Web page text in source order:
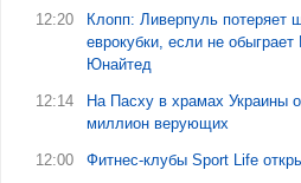
12:20
Клопп: Ливерпуль потеряет
еврокубки, если не
Юнайтед
12:14
На Пасху в храмах Украины
миллион верующих
12:00 Фитнес-клубы Sport Life